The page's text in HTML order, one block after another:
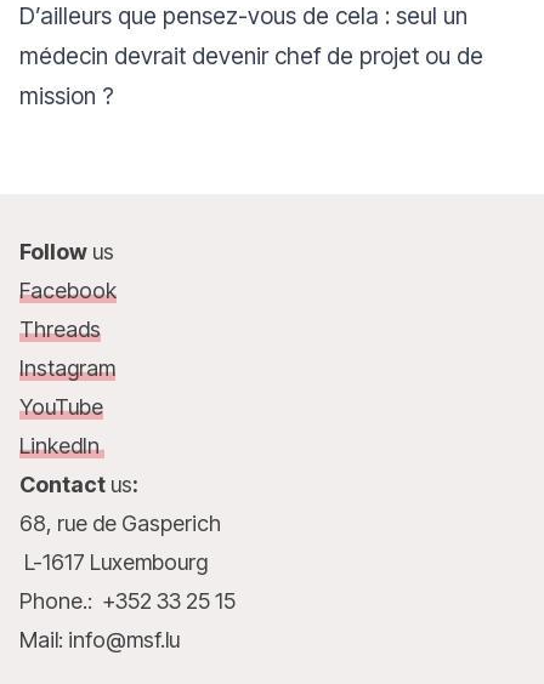
D’ailleurs que pensez-vous de cela : seul un
médecin devrait devenir chef de projet ou de
mission ?
Follow us
Facebook
Threads
Instagram
YouTube
LinkedIn
Contact us:
68, rue de Gasperich
L-1617 Luxembourg
Phone.: +352 33 25 15
Mail: info@msf.lu